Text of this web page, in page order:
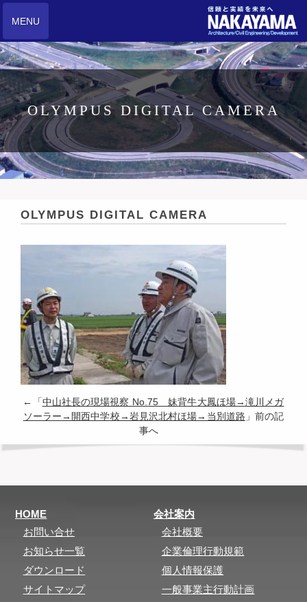
MENU
OLYMPUS DIGITAL CAMERA
OLYMPUS DIGITAL CAMERA
←「 中山社長の現場視察 No.75 妹背牛大鳳ほ場→滝川メガ
ソーラー→開西中学校→岩見沢北村ほ場→当別道路 」前の記
事へ
HOME
お問い合せ
お知らせ一覧
ダウンロード
サイトマップ
会社案内
会社概要
企業倫理行動規範
個人情報保護
一般事業主行動計画